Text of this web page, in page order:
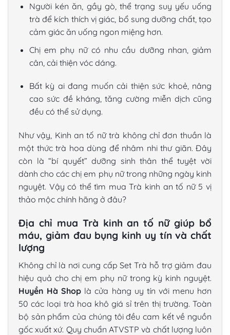
Người kén ăn, gầy gò, thể trạng suy yếu uống
trà để kích thích vị giác, bổ sung dưỡng chất, tạo
cảm giác ăn uống ngon miệng hơn.
Chị em phụ nữ có nhu cầu dưỡng nhan, giảm
cân, cải thiện vóc dáng.
Bất kỳ ai đang muốn cải thiện sức khoẻ, nâng
cao sức đề kháng, tăng cường miễn dịch cũng
đều có thể sử dụng.
Như vậy, Kinh an tố nữ trà không chỉ đơn thuần là
một thức trà hoa dùng để nhâm nhi thư giãn. Đây
còn là “bí quyết” dưỡng sinh thân thể tuyệt vời
dành cho các chị em phụ nữ trong những ngày kinh
nguyệt. Vậy có thể tìm mua Trà kinh an tố nữ 5 vị
thảo mộc chính hãng ở đâu?
Địa chỉ mua Trà kinh an tố nữ giúp bổ
máu, giảm đau bụng kinh uy tín và chất
lượng
Không chỉ là nơi cung cấp Set Trà hỗ trợ giảm đau
hiệu quả cho chị em phụ nữ trong kỳ kinh nguyệt.
Huyền Hà Shop là cửa hàng uy tín với menu hơn
50 các loại trà hoa khô giá sỉ trên thị trường. Toàn
bộ sản phẩm của chúng tôi đều cam kết về nguồn
gốc xuất xứ. Quy chuẩn ATVSTP và chất lượng luôn